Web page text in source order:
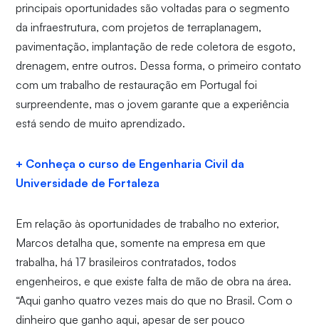
principais oportunidades são voltadas para o segmento
da infraestrutura, com projetos de terraplanagem,
pavimentação, implantação de rede coletora de esgoto,
drenagem, entre outros. Dessa forma, o primeiro contato
com um trabalho de restauração em Portugal foi
surpreendente, mas o jovem garante que a experiência
está sendo de muito aprendizado.
+ Conheça o curso de Engenharia Civil da
Universidade de Fortaleza
Em relação às oportunidades de trabalho no exterior,
Marcos detalha que, somente na empresa em que
trabalha, há 17 brasileiros contratados, todos
engenheiros, e que existe falta de mão de obra na área.
“Aqui ganho quatro vezes mais do que no Brasil. Com o
dinheiro que ganho aqui, apesar de ser pouco